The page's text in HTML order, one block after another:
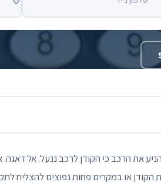
נייד עיר
הרכב כי הקודן לרכב ננעל. אל דאגה.
או במקרים פחות נפוצים להצליח